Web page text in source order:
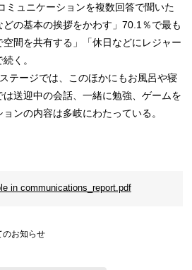
ミュニケーションを複数回答で聞いた
の基本の挨拶をかわす」70.1％で最も
間を共有する」「休日などにレジャー
く。
テージでは、このほかにもお風呂や寝
送迎中の会話、一緒に勉強、ゲームを
ンの内容は多岐にわたっている。
in communications_report.pdf
のお知らせ